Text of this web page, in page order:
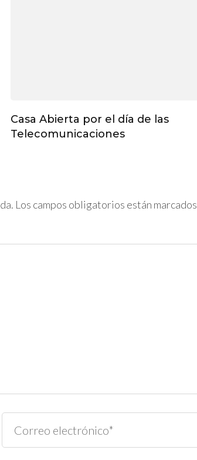
Casa Abierta por el día de las
Telecomunicaciones
Los campos obligatorios están marcados